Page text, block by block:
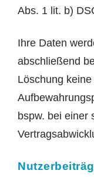
Abs. 1 lit. b)
Ihre Daten
abschließend
Löschung
bspw. bei einer